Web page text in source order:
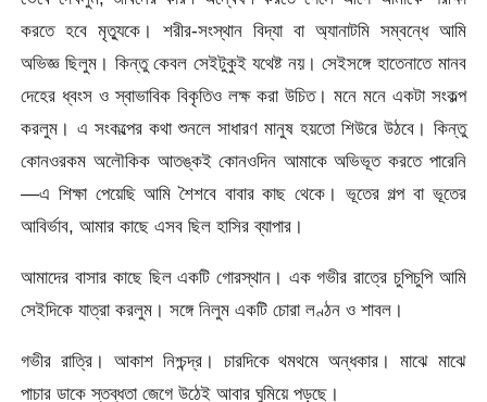
করতে হবে মৃত্যুকে। শরীর-সংস্থান বিদ্যা বা অ্যানাটমি সম্বন্ধে আমি
অভিজ্ঞ ছিলুম। কিন্তু কেবল সেইটুকুই যথেষ্ট নয়। সেইসঙ্গে হাতেনাতে মানব
দেহের ধ্বংস ও স্বাভাবিক বিকৃতিও লক্ষ করা উচিত। মনে মনে একটা সংকল্প
করলুম। এ সংকল্পের কথা শুনলে সাধারণ মানুষ হয়তো শিউরে উঠবে। কিন্তু
কোনওরকম অলৌকিক আতঙ্কই কোনওদিন আমাকে অভিভূত করতে পারেনি
—এ শিক্ষা পেয়েছি আমি শৈশবে বাবার কাছ থেকে। ভূতের গল্প বা ভূতের
আবির্ভাব, আমার কাছে এসব ছিল হাসির ব্যাপার।
আমাদের বাসার কাছে ছিল একটি গোরস্থান। এক গভীর রাত্রে চুপিচুপি আমি
সেইদিকে যাত্রা করলুম। সঙ্গে নিলুম একটি চোরা লণ্ঠন ও শাবল।
গভীর রাত্রি। আকাশ নিশ্চন্দ্র। চারদিকে থমথমে অন্ধকার। মাঝে মাঝে
পাচার ডাকে স্তব্ধতা জেগে উঠেই আবার ঘুমিয়ে পড়ছে।